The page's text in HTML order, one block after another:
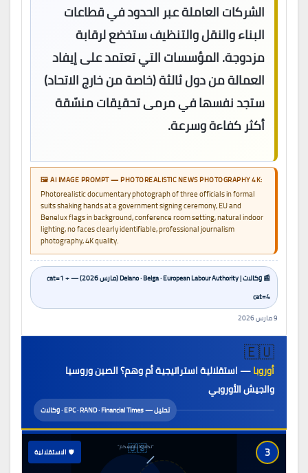
الشركات العاملة عبر الحدود في قطاعات
البناء والنقل والتنظيف ستخضع لرقابة
مزدوجة. المؤسسات التي تعتمد على إيفاد
العمالة من دول ثالثة (خاصة من خارج الاتحاد)
ستجد نفسها في مرمى تحقيقات منسّقة
أكثر كفاءة وسرعة.
🖼️ AI IMAGE PROMPT — PHOTOREALISTIC NEWS PHOTOGRAPHY 4K:
Photorealistic documentary photograph of three officials in formal
suits shaking hands at a government signing ceremony, EU and
Benelux flags in background, conference room setting, natural indoor
lighting, no faces clearly identifiable, professional journalism
photography, 4K quality.
📰 وكالات | Delano · Belga · European Labour Authority (مارس 2026) — cat=1 +
cat=4
9 مارس 2026
🇪🇺
أوروبا— استقلالية استراتيجية أم وهم؟ الصين وروسيا
والجيش الأوروبي
تحليل — EPC · RAND · Financial Times · وكالات
🇺🇸
“تكفّلوا بأنفسكم” 3 🛡️ الاستقلالية